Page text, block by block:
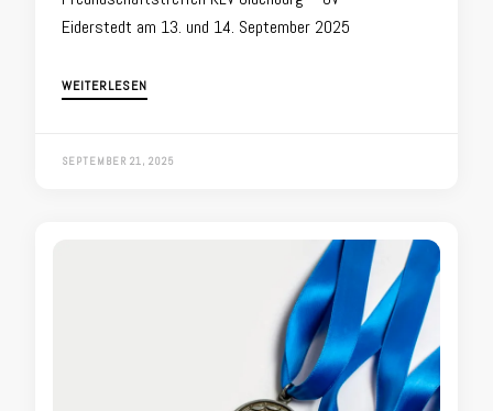
Eiderstedt am 13. und 14. September 2025
WEITERLESEN
SEPTEMBER 21, 2025